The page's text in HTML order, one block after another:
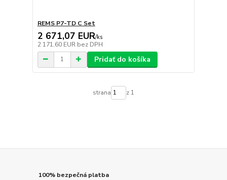
REMS P7-TD C Set
2 671,07 EUR/ks
2 171,60 EUR bez DPH
Pridať do košíka
strana z 1
100% bezpečná platba